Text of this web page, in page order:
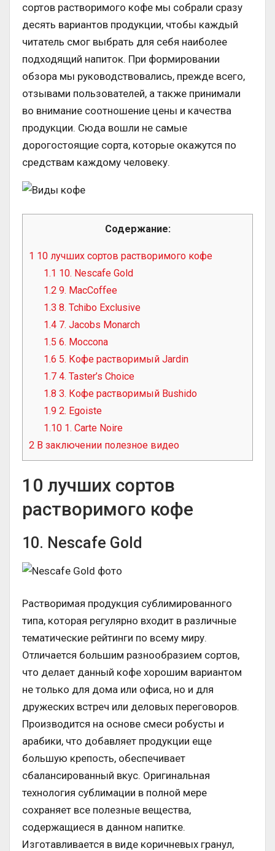
сортов растворимого кофе мы собрали сразу
десять вариантов продукции, чтобы каждый
читатель смог выбрать для себя наиболее
подходящий напиток. При формировании
обзора мы руководствовались, прежде всего,
отзывами пользователей, а также принимали
во внимание соотношение цены и качества
продукции. Сюда вошли не самые
дорогостоящие сорта, которые окажутся по
средствам каждому человеку.
Содержание:
1 10 лучших сортов растворимого кофе
1.1 10. Nescafe Gold
1.2 9. MacCoffee
1.3 8. Tchibo Exclusive
1.4 7. Jacobs Monarch
1.5 6. Moccona
1.6 5. Кофе растворимый Jardin
1.7 4. Taster’s Choice
1.8 3. Кофе растворимый Bushido
1.9 2. Egoiste
1.10 1. Carte Noire
2 В заключении полезное видео
10 лучших сортов
растворимого кофе
10. Nescafe Gold
Растворимая продукция сублимированного
типа, которая регулярно входит в различные
тематические рейтинги по всему миру.
Отличается большим разнообразием сортов,
что делает данный кофе хорошим вариантом
не только для дома или офиса, но и для
дружеских встреч или деловых переговоров.
Производится на основе смеси робусты и
арабики, что добавляет продукции еще
большую крепость, обеспечивает
сбалансированный вкус. Оригинальная
технология сублимации в полной мере
сохраняет все полезные вещества,
содержащиеся в данном напитке.
Изготавливается в виде коричневых гранул,